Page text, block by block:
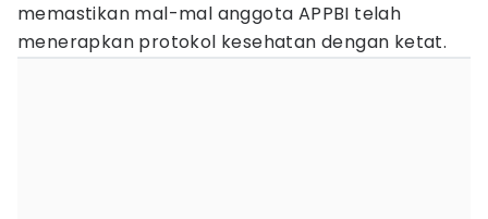
memastikan mal-mal anggota APPBI telah
menerapkan protokol kesehatan dengan ketat.